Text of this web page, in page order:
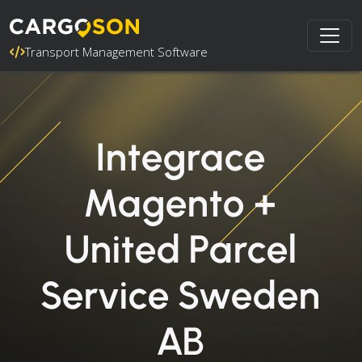
Transport Management Software
Integrace
Magento +
United Parcel
Service Sweden
AB